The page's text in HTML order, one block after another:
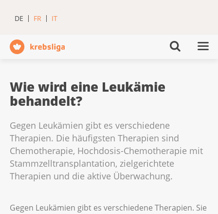
DE FR IT
Wie wird eine Leukämie
behandelt?
Gegen Leukämien gibt es verschiedene
Therapien. Die häufigsten Therapien sind
Chemotherapie, Hochdosis-Chemotherapie mit
Stammzelltransplantation, zielgerichtete
Therapien und die aktive Überwachung.
Gegen Leukämien gibt es verschiedene Therapien. Sie